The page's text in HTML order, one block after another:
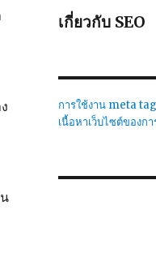
เกี่ยวกับ SEO
การใช้งาน meta
เนื้อหาเว็บไซต์ของก